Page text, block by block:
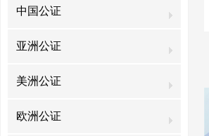
中国公证
亚洲公证
美洲公证
欧洲公证